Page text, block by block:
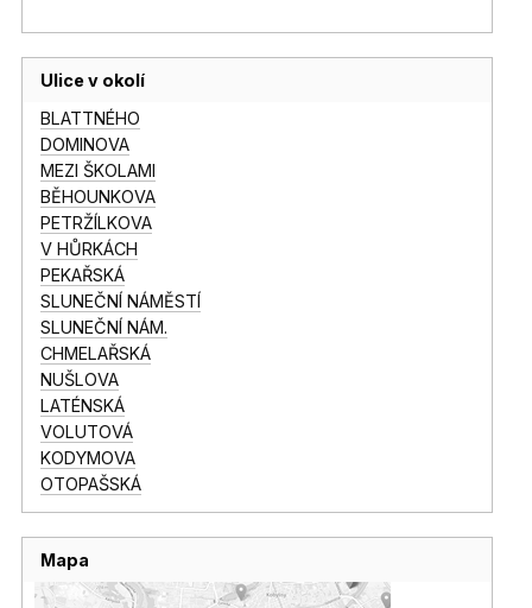
Ulice v okolí
BLATTNÉHO
DOMINOVA
MEZI ŠKOLAMI
BĚHOUNKOVA
PETRŽÍLKOVA
V HŮRKÁCH
PEKAŘSKÁ
SLUNEČNÍ NÁMĚSTÍ
SLUNEČNÍ NÁM.
CHMELAŘSKÁ
NUŠLOVA
LATÉNSKÁ
VOLUTOVÁ
KODYMOVA
OTOPAŠSKÁ
Mapa